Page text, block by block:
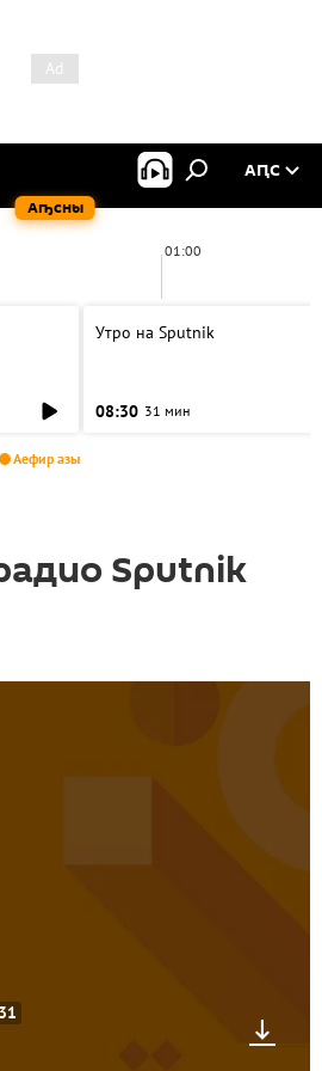
Аҧсны
АԤС
01:00
Утро на Sputnik
08:30 31 мин
Аефир азы
Sputnik